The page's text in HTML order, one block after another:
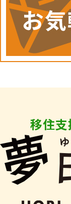
移住